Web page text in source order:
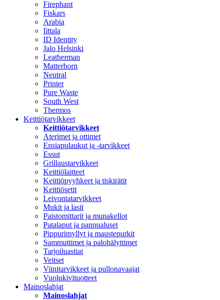
Firephant
Fiskars
Arabia
Iittala
ID Identity
Jalo Helsinki
Leatherman
Matterhorn
Neutral
Printer
Pure Waste
South West
Thermos
Keittiötarvikkeet
Keittiötarvikkeet
Aterimet ja ottimet
Ensiapulaukut ja -tarvikkeet
Essut
Grillaustarvikkeet
Keittiölaitteet
Keittiöpyyhkeet ja tiskirätit
Keittiösetit
Leivontatarvikkeet
Mukit ja lasit
Paistomittarit ja munakellot
Patalaput ja pannualuset
Pippurimyllyt ja maustepurkit
Sammuttimet ja palohälyttimet
Tarjoiluastiat
Veitset
Viinitarvikkeet ja pullonavaajat
Vuolukivituotteet
Mainoslahjat
Mainoslahjat